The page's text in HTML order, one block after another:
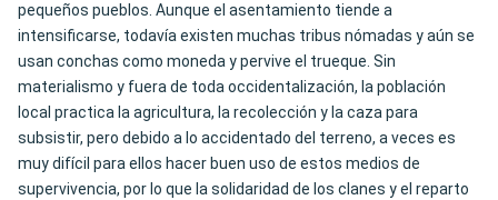
pequeños pueblos. Aunque el asentamiento tiende a
intensificarse, todavía existen muchas tribus nómadas y aún se
usan conchas como moneda y pervive el trueque. Sin
materialismo y fuera de toda occidentalización, la población
local practica la agricultura, la recolección y la caza para
subsistir, pero debido a lo accidentado del terreno, a veces es
muy difícil para ellos hacer buen uso de estos medios de
supervivencia, por lo que la solidaridad de los clanes y el reparto